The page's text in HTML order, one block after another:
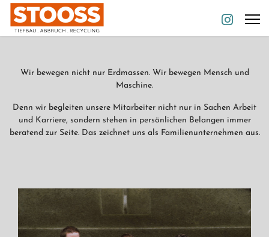
Wir bewegen nicht nur Erdmassen. Wir bewegen Mensch und
Maschine.
Denn wir begleiten unsere Mitarbeiter nicht nur in Sachen Arbeit
und Karriere, sondern stehen in persönlichen Belangen immer
beratend zur Seite. Das zeichnet uns als Familienunternehmen aus.